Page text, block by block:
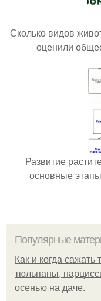
Сколько видов
оценили
Развитие
основные
Популярные
Как и когда
тюльпаны,
осенью на даче.